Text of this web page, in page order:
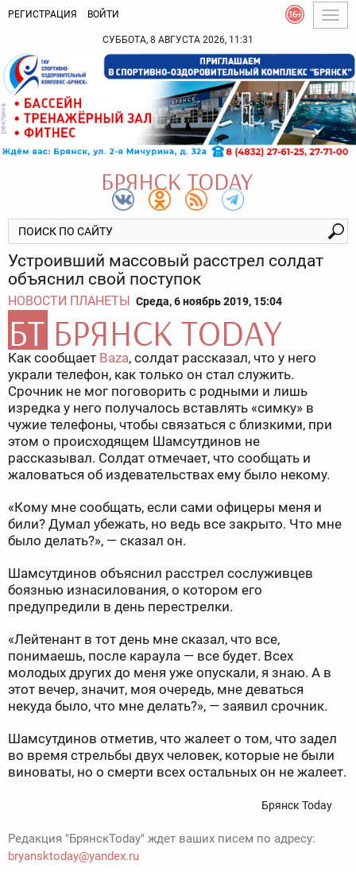
РЕГИСТРАЦИЯ ВОЙТИ
СУББОТА, 8 АВГУСТА 2026, 11:31
Устроивший массовый расстрел солдат
объяснил свой поступок
НОВОСТИ ПЛАНЕТЫ Среда, 6 ноябрь 2019, 15:04
Как сообщает Baza, солдат рассказал, что у него
украли телефон, как только он стал служить.
Срочник не мог поговорить с родными и лишь
изредка у него получалось вставлять «симку» в
чужие телефоны, чтобы связаться с близкими, при
этом о происходящем Шамсутдинов не
рассказывал. Солдат отмечает, что сообщать и
жаловаться об издевательствах ему было некому.
«Кому мне сообщать, если сами офицеры меня и
били? Думал убежать, но ведь все закрыто. Что мне
было делать?», — сказал он.
Шамсутдинов объяснил расстрел сослуживцев
боязнью изнасилования, о котором его
предупредили в день перестрелки.
«Лейтенант в тот день мне сказал, что все,
понимаешь, после караула — все будет. Всех
молодых других до меня уже опускали, я знаю. А в
этот вечер, значит, моя очередь, мне деваться
некуда было, что мне делать?», — заявил срочник.
Шамсутдинов отметив, что жалеет о том, что задел
во время стрельбы двух человек, которые не были
виноваты, но о смерти всех остальных он не жалеет.
Брянск Today
Редакция "БрянскToday" ждет ваших писем по адресу:
bryansktoday@yandex.ru